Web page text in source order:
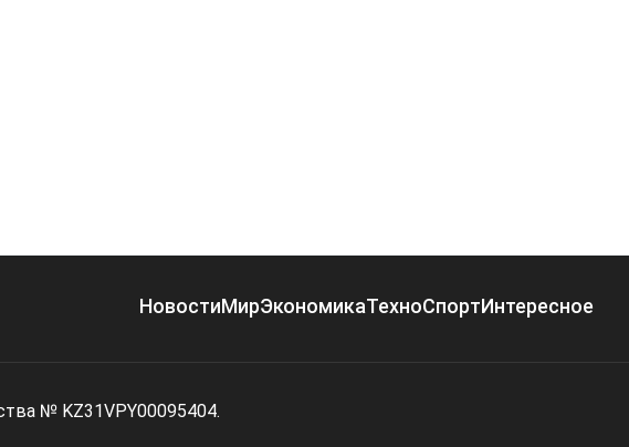
НовостиМирЭкономикаТехноСпортИнтересное
№ KZ31VPY00095404.